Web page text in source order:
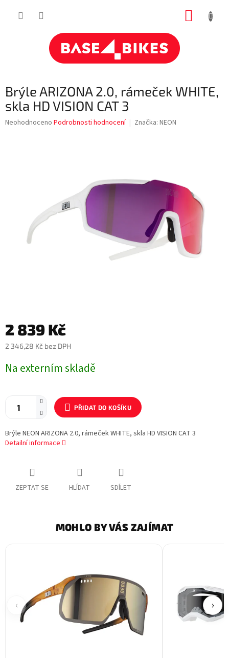
Brýle ARIZONA 2.0, rámeček WHITE,
skla HD VISION CAT 3
Průměrné
Neohodnoceno Podrobnosti hodnocení Značka: NEON
2 839 Kč
2 346,28 Kč bez DPH
cena:
Na externím skladě
PŘIDAT DO KOŠÍKU
Brýle NEON ARIZONA 2.0, rámeček WHITE, skla HD VISION CAT 3
Detailní informace
ZEPTAT SE HLÍDAT SDÍLET
MOHLO BY VÁS ZAJÍMAT
‹ ›